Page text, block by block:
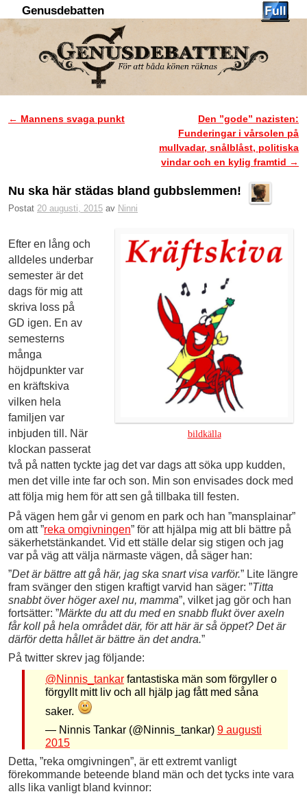
Genusdebatten
Inläggsnavigering
← Mannens svaga punkt
Den ”gode” nazisten:
Funderingar i vårsolen på
mullvadar, snålblåst, politiska
vindar och en kylig framtid →
Nu ska här städas bland gubbslemmen!
Postat 20 augusti, 2015 av Ninni
bildkälla
Efter en lång och
alldeles underbar
semester är det
dags för mig att
skriva loss på
GD igen. En av
semesterns
många
höjdpunkter var
en kräftskiva
vilken hela
familjen var
inbjuden till. När
klockan passerat
två på natten tyckte jag det var dags att söka upp kudden,
men det ville inte far och son. Min son envisades dock med
att följa mig hem för att sen gå tillbaka till festen.
På vägen hem går vi genom en park och han ”mansplainar”
om att ”reka omgivningen” för att hjälpa mig att bli bättre på
säkerhetstänkandet. Vid ett ställe delar sig stigen och jag
var på väg att välja närmaste vägen, då säger han:
”Det är bättre att gå här, jag ska snart visa varför.” Lite längre
fram svänger den stigen kraftigt varvid han säger: ”Titta
snabbt över höger axel nu, mamma”, vilket jag gör och han
fortsätter: ”Märkte du att du med en snabb flukt över axeln
får koll på hela området där, för att här är så öppet? Det är
därför detta hållet är bättre än det andra.”
På twitter skrev jag följande:
@Ninnis_tankarfantastiska män som förgyller o
förgyllt mitt liv och all hjälp jag fått med såna
saker.
— Ninnis Tankar (@Ninnis_tankar) 9 augusti
2015
Detta, ”reka omgivningen”, är ett extremt vanligt
förekommande beteende bland män och det tycks inte vara
alls lika vanligt bland kvinnor: